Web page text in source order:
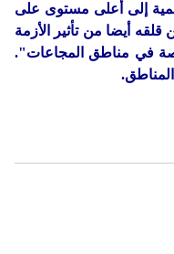
إلى أعلى مستوى على
قلقه أيضا من تأثير الأزمة
خاصة في مناطق المجاعات".